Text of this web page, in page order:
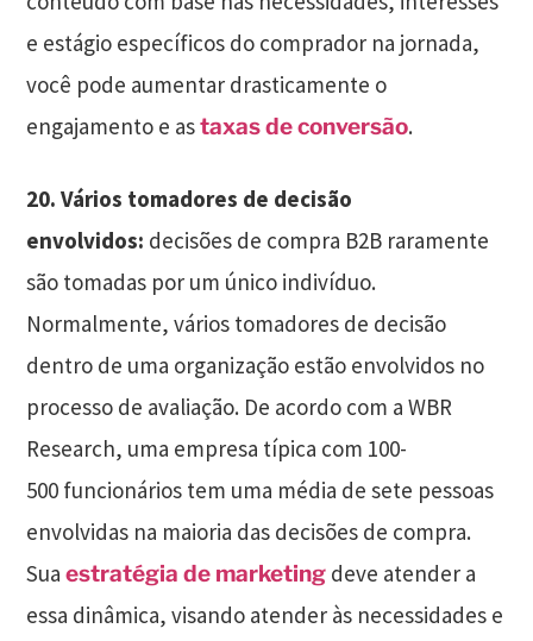
e estágio específicos do comprador na jornada,
você pode aumentar drasticamente o
engajamento e astaxas de conversão.
20.Vários tomadores de decisão
envolvidos: decisões de compra B2B raramente
são tomadas por um único indivíduo.
Normalmente, vários tomadores de decisão
dentro de uma organização estão envolvidos no
processo de avaliação. De acordo com a WBR
Research, uma empresa típica com 100-
500 funcionários tem uma média de sete pessoas
envolvidas na maioria das decisões de compra.
Suaestratégia de marketing deve atender a
essa dinâmica, visando atender às necessidades e